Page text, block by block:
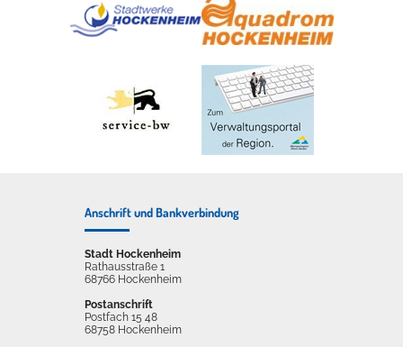
Anschrift und Bankverbindung
Stadt Hockenheim
Rathausstraße 1
68766 Hockenheim
Postanschrift
Postfach 15 48
68758 Hockenheim